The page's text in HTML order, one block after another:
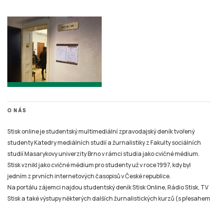
O NÁS
Stisk online je studentský multimediální zpravodajský deník tvořený
studenty Katedry mediálních studií a žurnalistiky z Fakulty sociálních
studií Masarykovy univerzity Brno v rámci studia jako cvičné médium.
Stisk vznikl jako cvičné médium pro studenty už v roce 1997, kdy byl
jedním z prvních internetových časopisů v České republice.
Na portálu zájemci najdou studentský deník Stisk Online, Rádio Stisk, TV
Stisk a také výstupy některých dalších žurnalistických kurzů (s přesahem